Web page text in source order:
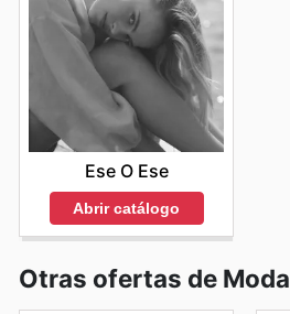
Ese O Ese
Abrir catálogo
Otras ofertas de Moda